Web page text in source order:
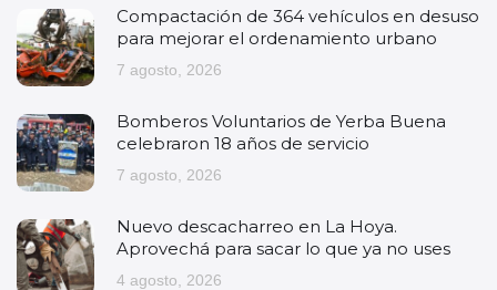
Compactación de 364 vehículos en desuso
para mejorar el ordenamiento urbano
7 agosto, 2026
Bomberos Voluntarios de Yerba Buena
celebraron 18 años de servicio
7 agosto, 2026
Nuevo descacharreo en La Hoya.
Aprovechá para sacar lo que ya no uses
4 agosto, 2026